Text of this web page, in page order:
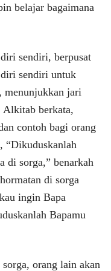
belajar bagaimana
sendiri, berpusat
diri sendiri untuk
menunjukkan jari
berkata,
contoh bagi orang
“Dikuduskanlah
di sorga,” benarkah
di sorga
ingin Bapa
Bapamu
orang lain akan